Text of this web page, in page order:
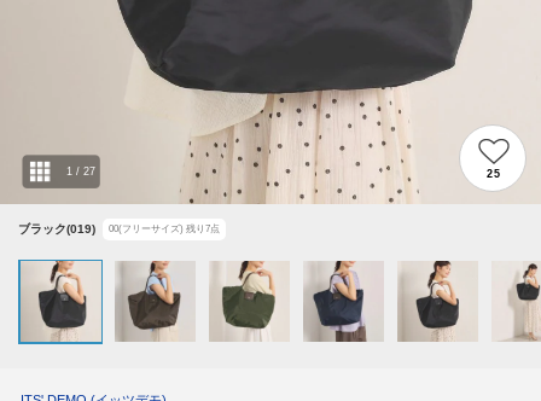
ブラック(019) 00(フリーサイズ) 残り 7点
1 / 27 25